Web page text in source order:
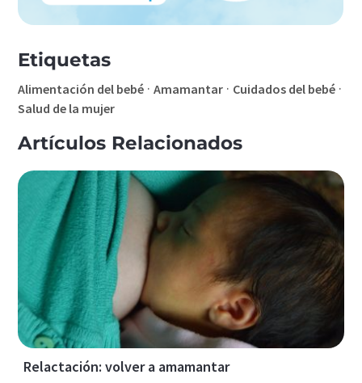
Etiquetas
Alimentación del bebé ·Amamantar · Cuidados del bebé ·
Salud de la mujer
Artículos Relacionados
Relactación: volver a amamantar